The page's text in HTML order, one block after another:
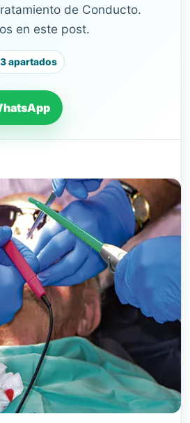
de Conducto.
en este post.
3 apartados